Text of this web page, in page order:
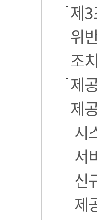
제
위
조
제
제
시
서
신
제